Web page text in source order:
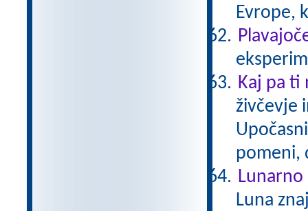
Evrope,
Kaj pa ti
živčevje
pomeni,
Luna